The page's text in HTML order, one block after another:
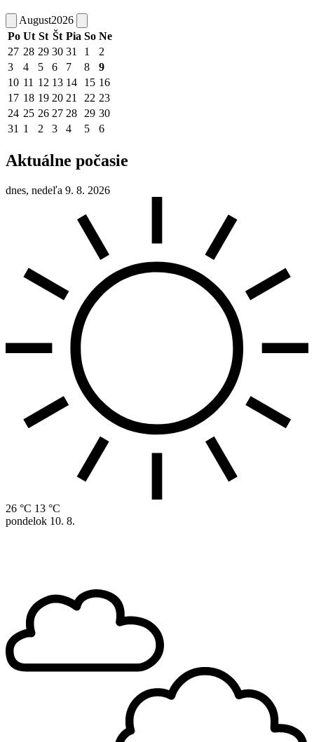
August2026
Po Ut St Št Pia So Ne
27 28 29 30 31 1
2
3
4 5 6 7 8
9
10 11 12 13 14 15 16
17 18 19 20 21 22 23
24 25 26 27 28 29 30
31 1 2 3 4 5 6
Aktuálne počasie
dnes, nedeľa 9. 8. 2026
26 °C 13 °C
pondelok 10. 8.